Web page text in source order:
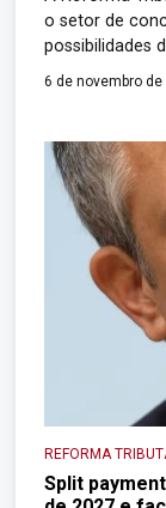
o setor de
possibilidades
desalinhos do
Reforma
realizado na
6 de novembro de
REFORMA
Split